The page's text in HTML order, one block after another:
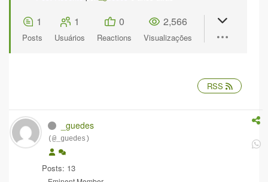
1
Posts
1
Usuários
0
Reactions
2,566
Visualizações
RSS
_guedes
(@_guedes)
Posts: 13